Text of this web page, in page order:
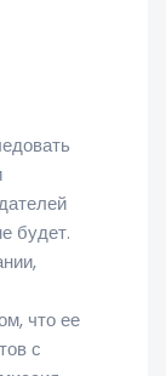
будет.
что ее
с